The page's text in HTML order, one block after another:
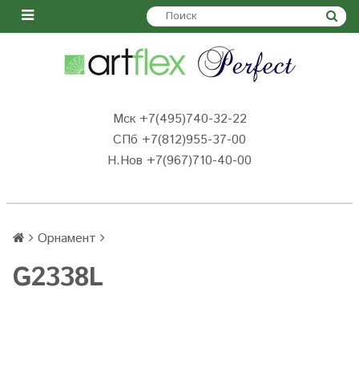
Мск +7(495)740-32-22
СПб +7(812)955-37-00
Н.Нов +7(967)710-40-00
Орнамент
G2338L